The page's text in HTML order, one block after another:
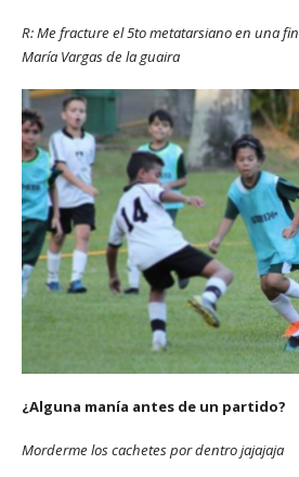
R: Me fracture el 5to metatarsiano en una
María Vargas de la guaira
¿Alguna manía antes de un partido?
Morderme los cachetes por dentro jajajaja